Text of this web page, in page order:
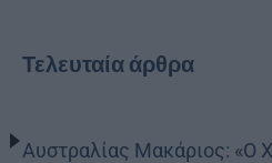
Τελευταία άρθρα
Αυστραλίας Μακάριος: «Ο